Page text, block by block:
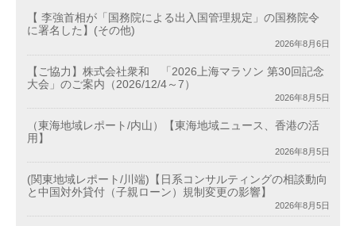
【 李強首相が「国務院による出入国管理規定」の国務院令
に署名した】(その他)
2026年8月6日
【ご協力】株式会社衆和 「2026上海マラソン 第30回記念
大会」のご案内（2026/12/4～7）
2026年8月5日
（東海地域レポート/内山）【東海地域ニュース、香港の活
用】
2026年8月5日
(関東地域レポート/川端)【日系コンサルティングの相談動向
と中国対外貸付（子親ローン）規制変更の影響】
2026年8月5日